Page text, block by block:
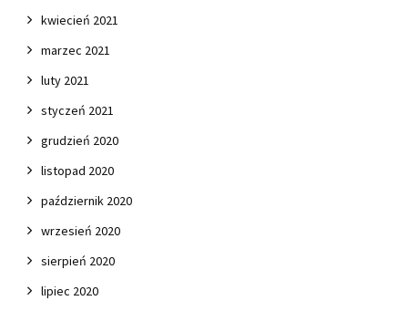
kwiecień 2021
marzec 2021
luty 2021
styczeń 2021
grudzień 2020
listopad 2020
październik 2020
wrzesień 2020
sierpień 2020
lipiec 2020